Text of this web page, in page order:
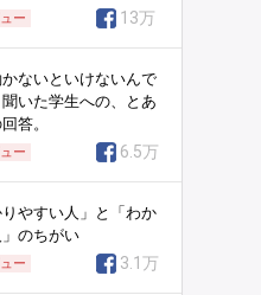
ー 13万
かないといけないんで
いた学生への、とあ
答。
ー 6.5万
りやすい人」と「わか
のちがい
ー 3.1万